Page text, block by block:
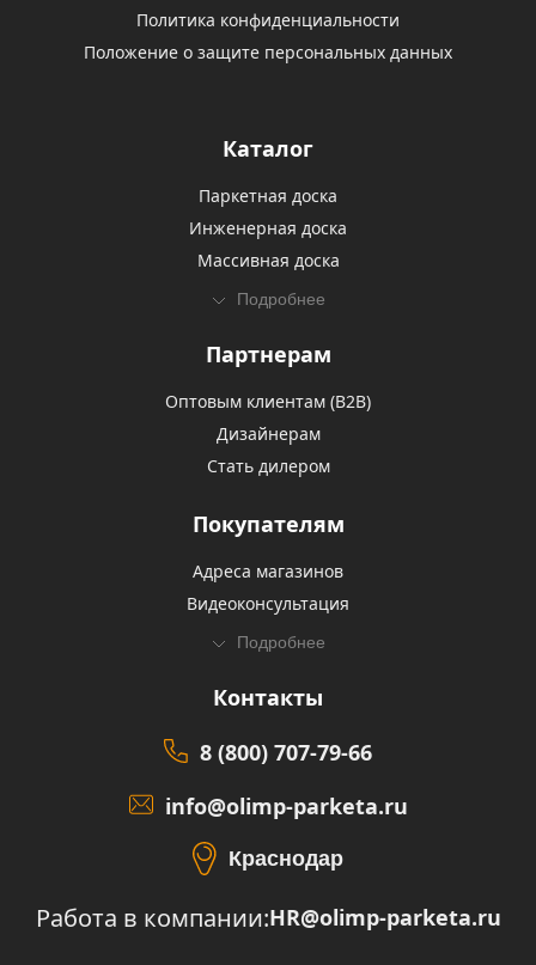
Политика конфиденциальности
Положение о защите персональных данных
Каталог
Паркетная доска
Инженерная доска
Массивная доска
Подробнее
Партнерам
Оптовым клиентам (В2В)
Дизайнерам
Стать дилером
Покупателям
Адреса магазинов
Видеоконсультация
Подробнее
Контакты
8 (800) 707-79-66
info@olimp-parketa.ru
Краснодар
Работа в компании:HR@olimp-parketa.ru